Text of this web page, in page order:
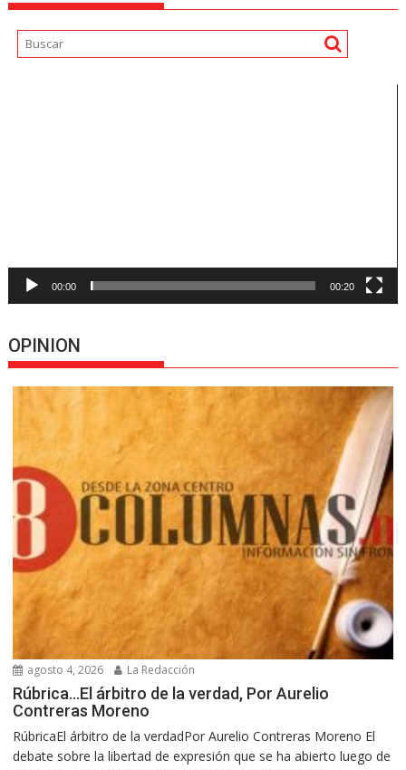
00:00 00:20
OPINION
agosto 4, 2026 La Redacción
Rúbrica…El árbitro de la verdad, Por Aurelio
Contreras Moreno
RúbricaEl árbitro de la verdadPor Aurelio Contreras Moreno El
debate sobre la libertad de expresión que se ha abierto luego de